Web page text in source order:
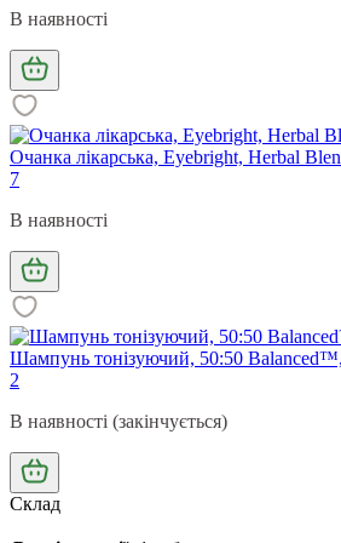
В наявності
Очанка лікарська, Eyebright, Herbal
7
В наявності
Шампунь тонізуючий, 50:50 Balanced™,
2
В наявності (закінчується)
Склад